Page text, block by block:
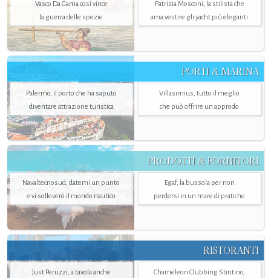
Vasco Da Gama così vince
la guerra delle spezie
Patrizia Mosconi, la stilista che
ama vestire gli yacht più eleganti
PORTI & MARINA
Palermo, il porto che ha saputo
diventare attrazione turistica
Villasimius, tutto il meglio
che può offrire un approdo
PRODOTTI & FORNITORI
Navaltecnosud, datemi un punto
e vi solleverò il mondo nautico
Egaf, la bussola per non
perdersi in un mare di pratiche
RISTORANTI
Just Peruzzi, a tavola anche
Chameleon Clubbing Stintino,